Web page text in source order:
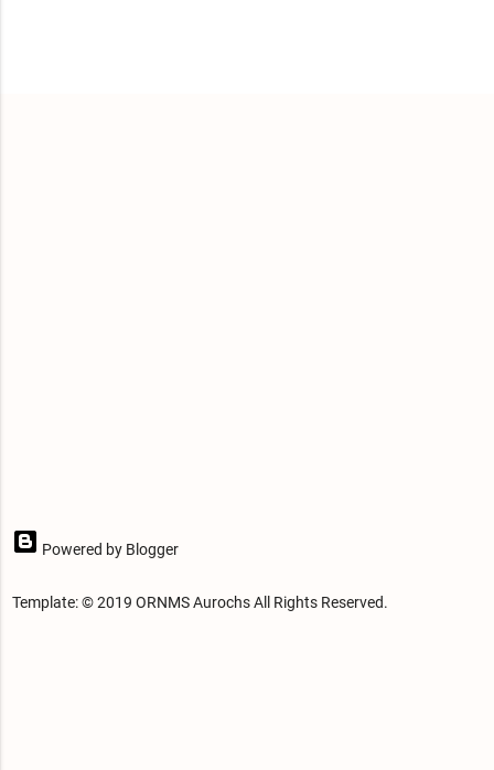
Powered by Blogger
Template: © 2019 ORNMS Aurochs All Rights Reserved.